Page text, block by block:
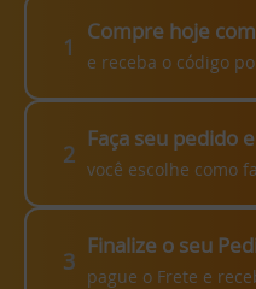
1
Compre hoje
e receba o código
2
Faça seu pedido
você escolhe como
3
Finalize o seu
pague o Frete e